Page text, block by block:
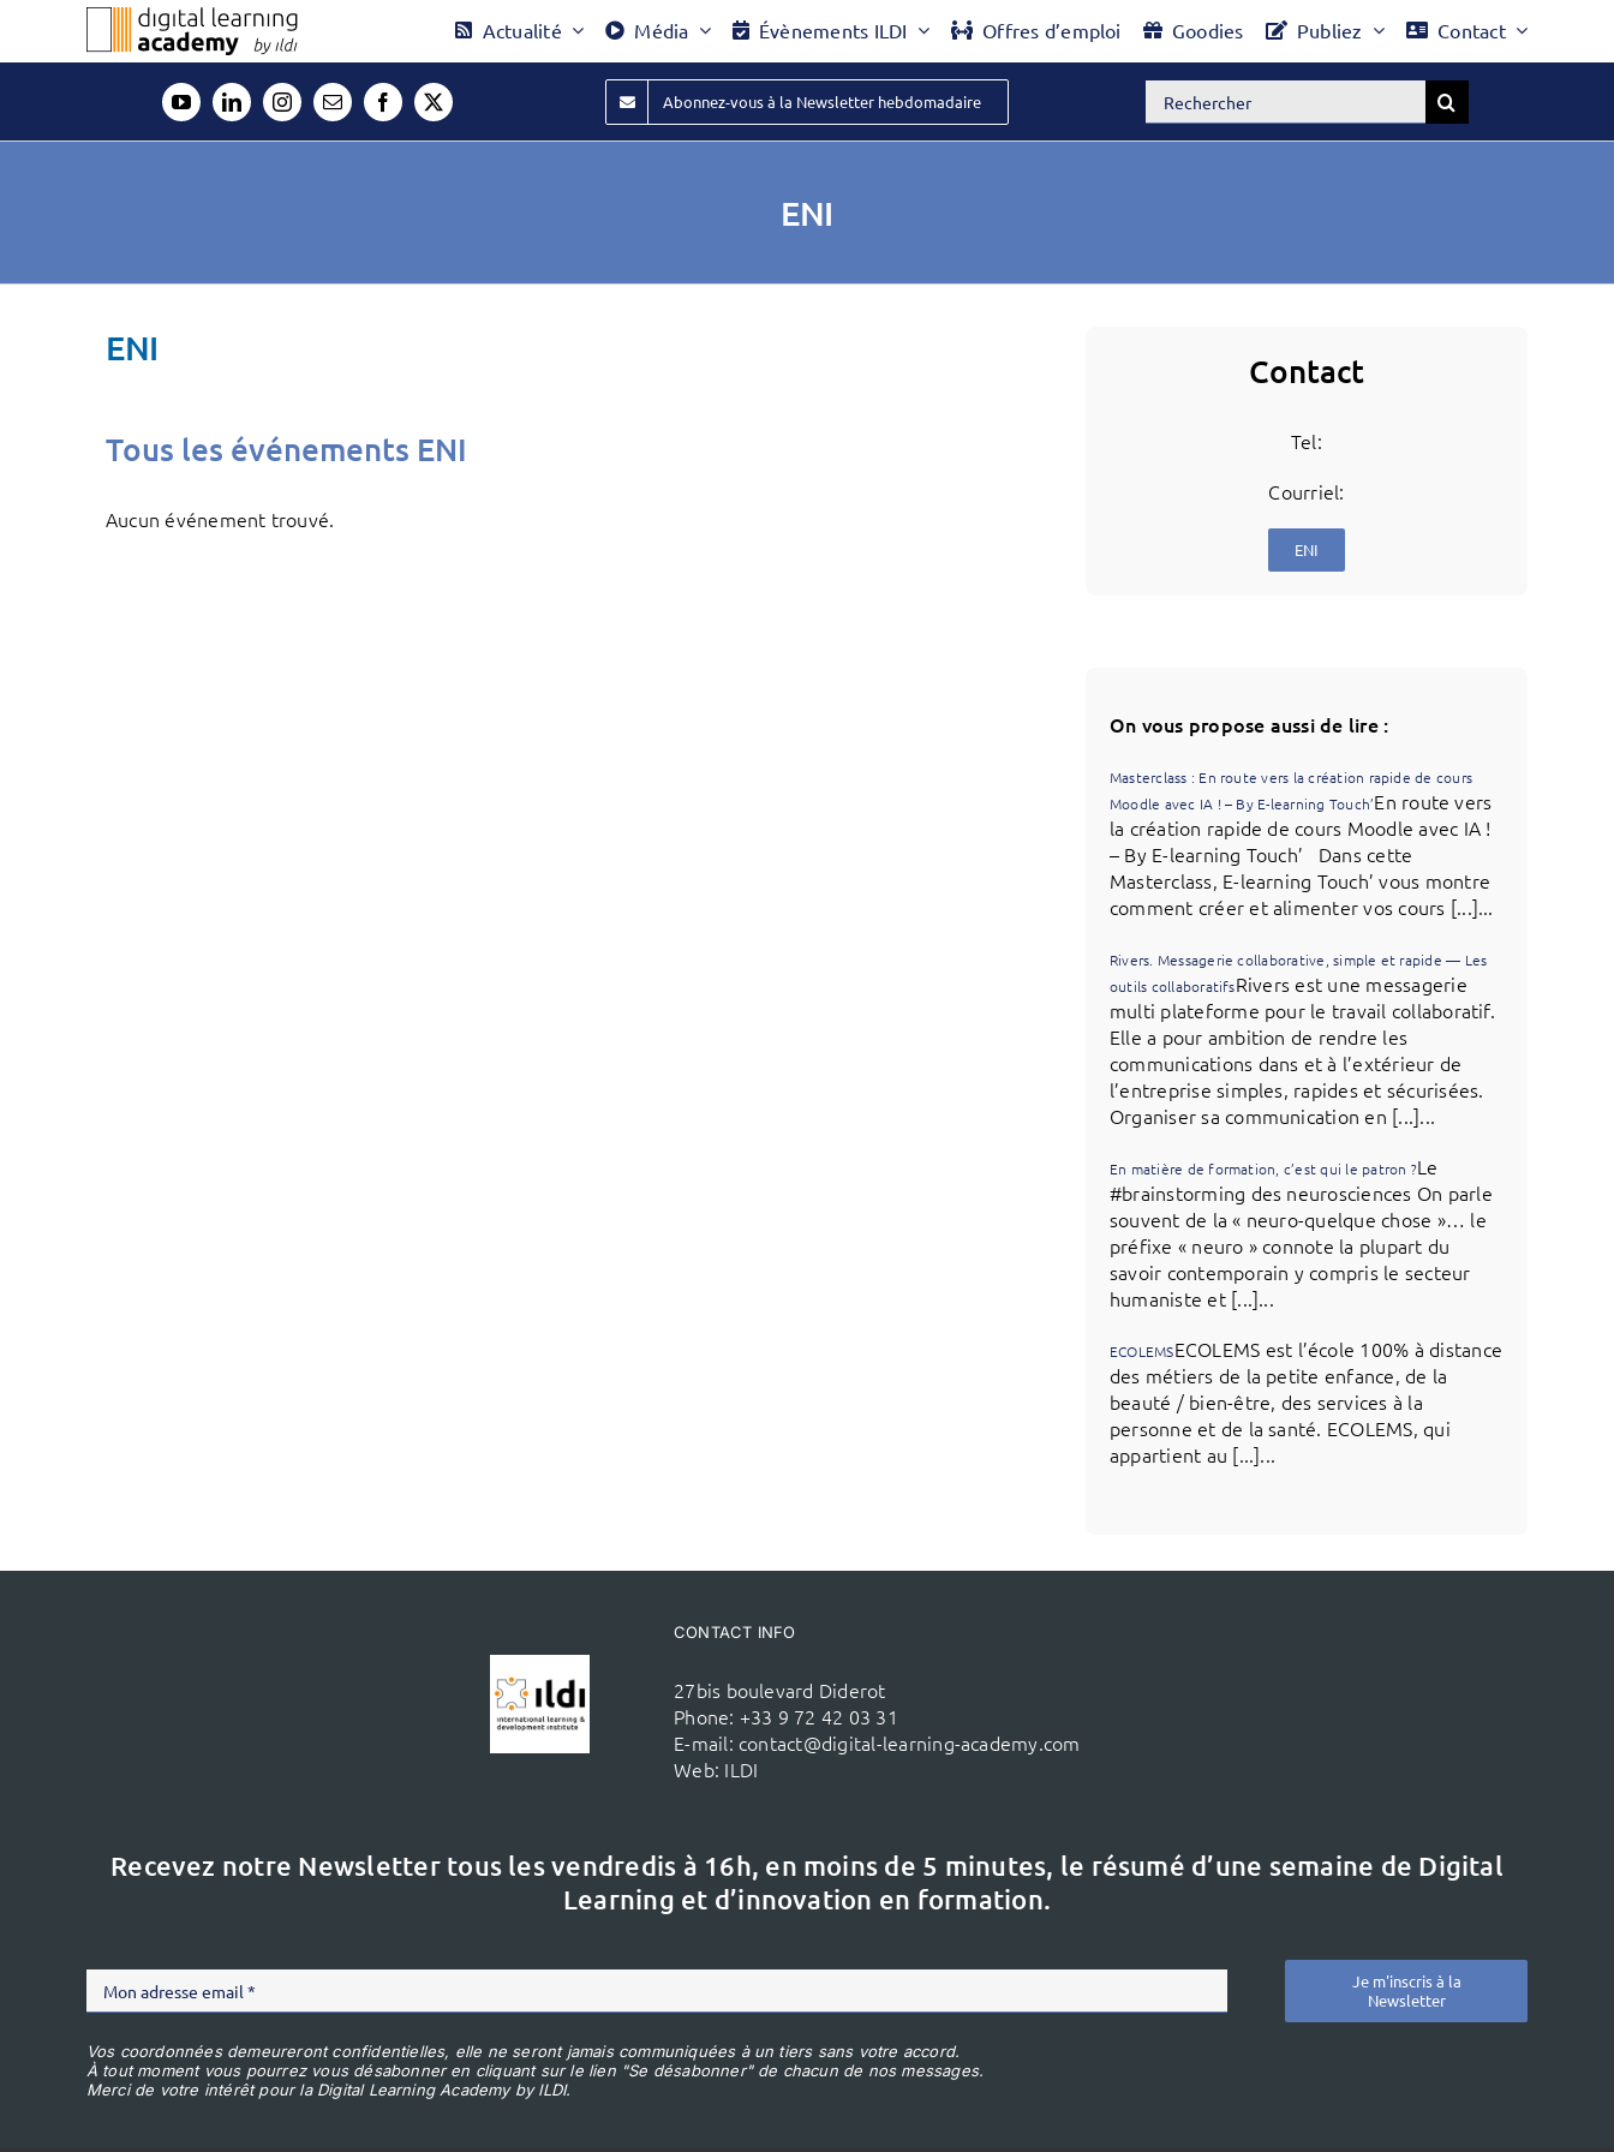
contenu
Actualité Média Évènements ILDI Offres d’emploi Goodies Publiez Contact
Abonnez-vous à la Newsletter hebdomadaire Rechercher:
ENI
ENI
Tous les événements ENI
Aucun événement trouvé.
Contact
Tel:
Courriel:
ENI
On vous propose aussi de lire :
Masterclass : En route vers la création rapide de cours
Moodle avec IA ! – By E-learning Touch’En route vers
la création rapide de cours Moodle avec IA !
– By E-learning Touch’ Dans cette
Masterclass, E-learning Touch’ vous montre
comment créer et alimenter vos cours [...]...
Rivers. Messagerie collaborative, simple et rapide — Les
outils collaboratifsRivers est une messagerie
multi plateforme pour le travail collaboratif.
Elle a pour ambition de rendre les
communications dans et à l’extérieur de
l’entreprise simples, rapides et sécurisées.
Organiser sa communication en [...]...
En matière de formation, c’est qui le patron ?Le
#brainstorming des neurosciences On parle
souvent de la « neuro-quelque chose »… le
préfixe « neuro » connote la plupart du
savoir contemporain y compris le secteur
humaniste et [...]...
ECOLEMSECOLEMS est l’école 100% à distance
des métiers de la petite enfance, de la
beauté / bien-être, des services à la
personne et de la santé. ECOLEMS, qui
appartient au [...]...
CONTACT INFO
27bis boulevard Diderot
Phone: +33 9 72 42 03 31
E-mail: contact@digital-learning-academy.com
Web: ILDI
Recevez notre Newsletter tous les vendredis à 16h, en moins de 5 minutes, le résumé d’une semaine de Digital
Learning et d’innovation en formation.
Je m'inscris à la
Newsletter
Vos coordonnées demeureront confidentielles, elle ne seront jamais communiquées à un tiers sans votre accord.
À tout moment vous pourrez vous désabonner en cliquant sur le lien "Se désabonner" de chacun de nos messages.
Merci de votre intérêt pour la Digital Learning Academy by ILDI.